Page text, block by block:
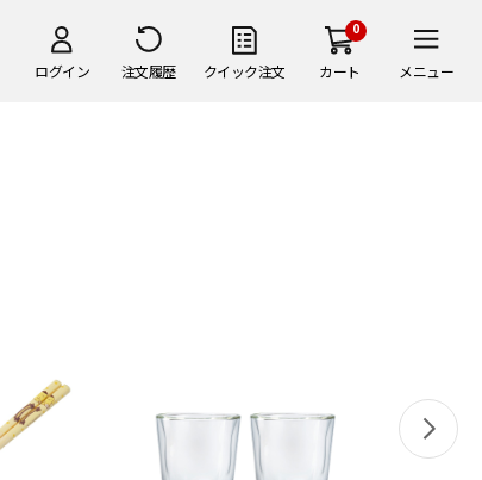
ログイン 注文履歴 クイック注文
0
カート メニュー